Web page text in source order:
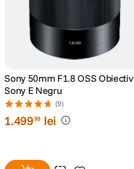
Sony 50mm F1.8 OSS Obiectiv
Sony E Negru
(9)
1.49999 lei